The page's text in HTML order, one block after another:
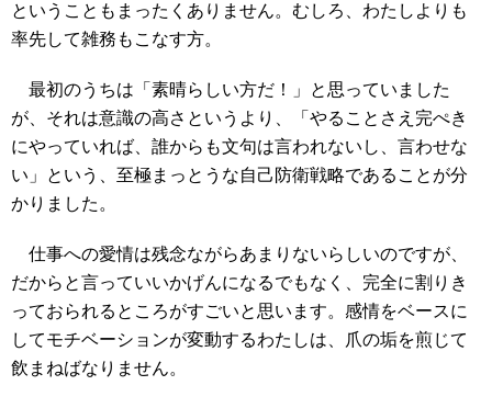
ということもまったくありません。むしろ、わたしよりも
率先して雑務もこなす方。
最初のうちは「素晴らしい方だ！」と思っていました
が、それは意識の高さというより、「やることさえ完ぺき
にやっていれば、誰からも文句は言われないし、言わせな
い」という、至極まっとうな自己防衛戦略であることが分
かりました。
仕事への愛情は残念ながらあまりないらしいのですが、
だからと言っていいかげんになるでもなく、完全に割りき
っておられるところがすごいと思います。感情をベースに
してモチベーションが変動するわたしは、爪の垢を煎じて
飲まねばなりません。